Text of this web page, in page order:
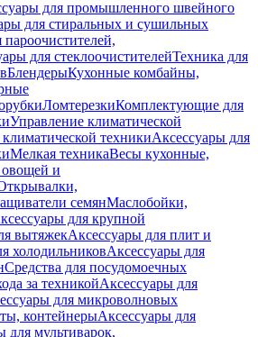
для промышленного швейного
для стиральных и сушильных
для стеклоочистителейТехника для
БлендерыКухонные комбайны,
ЛомтерезкиКомплектующие для
Управление климатической
техникиАксессуары для
Мелкая техникаВесы кухонные,
и
семянМаслобойки,
для крупной
вытяжекАксессуары для плит и
холодильниковАксессуары для
Средства для посудомоечных
за техникойАксессуары для
для микроволновых
контейнерыАксессуары для
для мультиварок,